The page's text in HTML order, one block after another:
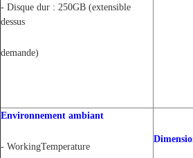
- Disque dur : 250GB (extensible
dessus
demande)
Environnement ambiant
- WorkingTemperature